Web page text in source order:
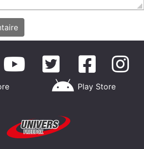
Play Store